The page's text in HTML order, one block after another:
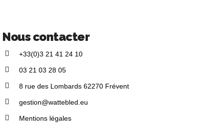
Nous contacter
+33(0)3 21 41 24 10
03 21 03 28 05
8 rue des Lombards 62270 Frévent
gestion@wattebled.eu
Mentions légales